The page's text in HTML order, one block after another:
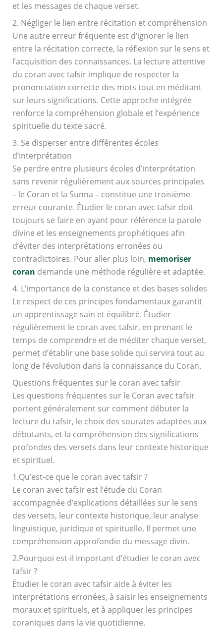
et les messages de chaque verset.
2. Négliger le lien entre récitation et compréhension
Une autre erreur fréquente est d’ignorer le lien
entre la récitation correcte, la réflexion sur le sens et
l’acquisition des connaissances. La lecture attentive
du coran avec tafsir implique de respecter la
prononciation correcte des mots tout en méditant
sur leurs significations. Cette approche intégrée
renforce la compréhension globale et l’expérience
spirituelle du texte sacré.
3. Se disperser entre différentes écoles
d’interprétation
Se perdre entre plusieurs écoles d’interprétation
sans revenir régulièrement aux sources principales
– le Coran et la Sunna – constitue une troisième
erreur courante. Étudier le coran avec tafsir doit
toujours se faire en ayant pour référence la parole
divine et les enseignements prophétiques afin
d’éviter des interprétations erronées ou
contradictoires. Pour aller plus loin, memoriser
coran demande une méthode régulière et adaptée.
4. L’importance de la constance et des bases solides
Le respect de ces principes fondamentaux garantit
un apprentissage sain et équilibré. Étudier
régulièrement le coran avec tafsir, en prenant le
temps de comprendre et de méditer chaque verset,
permet d’établir une base solide qui servira tout au
long de l’évolution dans la connaissance du Coran.
Questions fréquentes sur le coran avec tafsir
Les questions fréquentes sur le Coran avec tafsir
portent généralement sur comment débuter la
lecture du tafsir, le choix des sourates adaptées aux
débutants, et la compréhension des significations
profondes des versets dans leur contexte historique
et spirituel.
1.Qu’est-ce que le coran avec tafsir ?
Le coran avec tafsir est l’étude du Coran
accompagnée d’explications détaillées sur le sens
des versets, leur contexte historique, leur analyse
linguistique, juridique et spirituelle. Il permet une
compréhension approfondie du message divin.
2.Pourquoi est-il important d’étudier le coran avec
tafsir ?
Étudier le coran avec tafsir aide à éviter les
interprétations erronées, à saisir les enseignements
moraux et spirituels, et à appliquer les principes
coraniques dans la vie quotidienne.